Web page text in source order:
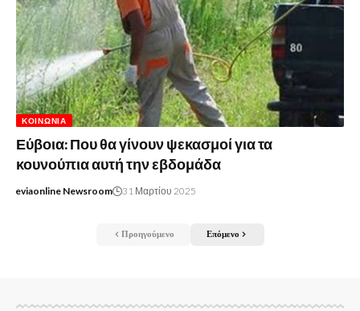
ΚΟΙΝΩΝΊΑ
Εύβοια: Που θα γίνουν ψεκασμοί για τα
κουνούπια αυτή την εβδομάδα
eviaonline Newsroom 31 Μαρτίου 2025
Προηγούμενο Επόμενο